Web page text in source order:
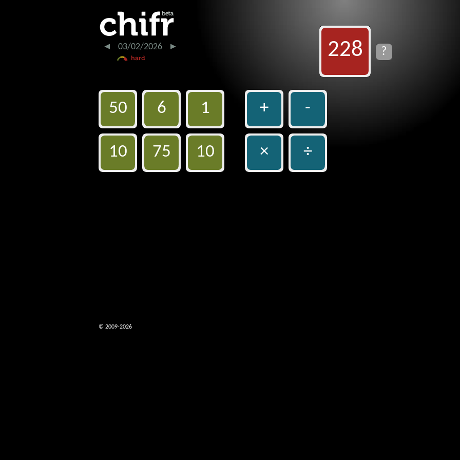
03/02/2026 ?
50 6 1
10 75 10
+ -
× ÷
228
© 2009-2026